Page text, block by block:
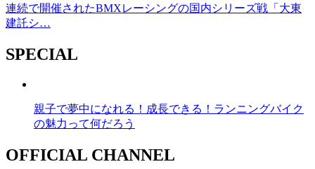
連続で開催されたBMXレーシングの国内シリーズ戦「大東
建託シ…
SPECIAL
親子で夢中になれる！成長できる！ランニングバイク
の魅力って何だろう
OFFICIAL CHANNEL